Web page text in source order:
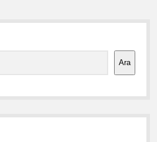
Ara